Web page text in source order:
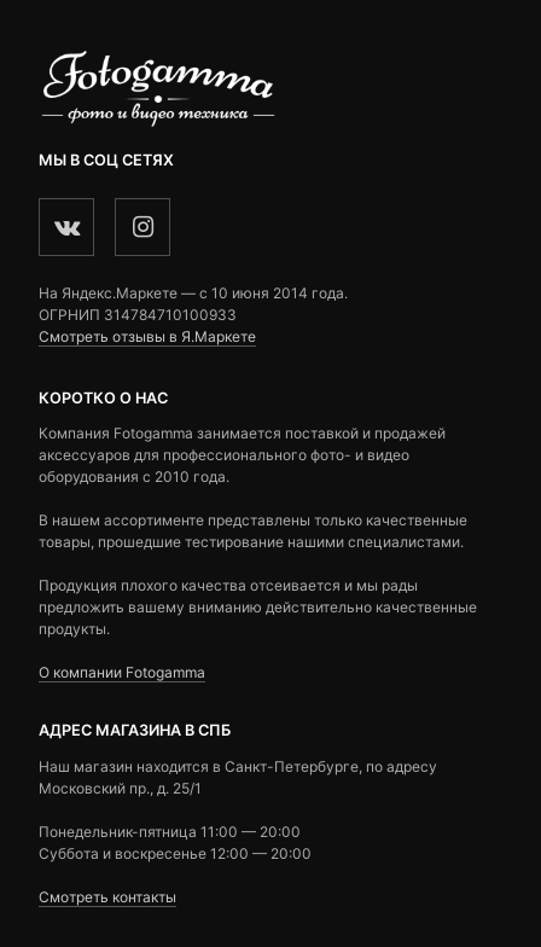
МЫ В СОЦ СЕТЯХ
На Яндекс.Маркете — c 10 июня 2014 года.
ОГРНИП 314784710100933
Смотреть отзывы в Я.Маркете
КОРОТКО О НАС
Компания Fotogamma занимается поставкой и продажей
аксессуаров для профессионального фото- и видео
оборудования с 2010 года.
В нашем ассортименте представлены только качественные
товары, прошедшие тестирование нашими специалистами.
Продукция плохого качества отсеивается и мы рады
предложить вашему вниманию действительно качественные
продукты.
О компании Fotogamma
АДРЕС МАГАЗИНА В СПБ
Наш магазин находится в Санкт-Петербурге, по адресу
Московский пр., д. 25/1
Понедельник-пятница 11:00 — 20:00
Суббота и воскресенье 12:00 — 20:00
Смотреть контакты